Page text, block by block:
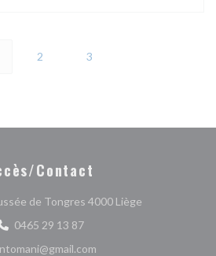
2 3
Contact
de Tongres 4000 Liège
0465 29 13 87